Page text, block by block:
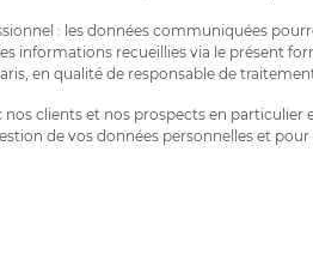
: les données communiquées
informations recueillies via le présent
en qualité de responsable de
clients et nos prospects en
de vos données personnelles et